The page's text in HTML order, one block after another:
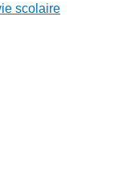
scolaire